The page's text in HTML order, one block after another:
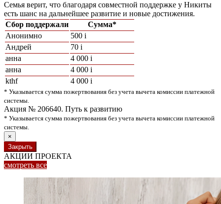
Семья верит, что благодаря совместной поддержке у Никиты
есть шанс на дальнейшее развитие и новые достижения.
Сбор поддержали
Сумма*
Анонимно
500 i
Андрей
70 i
анна
4 000 i
анна
4 000 i
kthf
4 000 i
* Указывается сумма пожертвования без учета вычета комиссии платежной
системы.
Акция № 206640. Путь к развитию
* Указывается сумма пожертвования без учета вычета комиссии платежной
системы.
×
Закрыть
АКЦИИ ПРОЕКТА
смотреть все